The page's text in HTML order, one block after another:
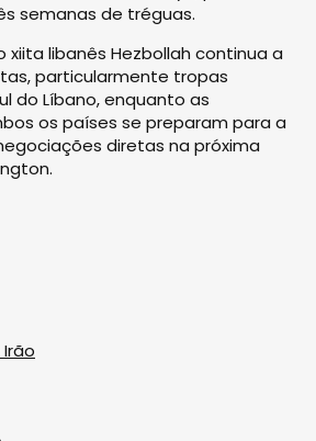
semanas de tréguas.
xiita libanês Hezbollah continua a
particularmente tropas
do Líbano, enquanto as
os países se preparam para a
diretas na próxima